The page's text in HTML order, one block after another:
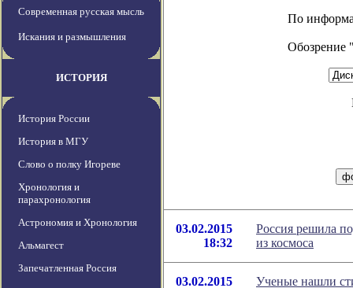
Современная русская мысль
Искания и размышления
ИСТОРИЯ
История России
История в МГУ
Слово о полку Игореве
Хронология и
парахронология
Астрономия и Хронология
Альмагест
Запечатленная Россия
По
Обозрение
03.02.2015
18:32
Россия решила
из космоса
03.02.2015
Ученые нашли